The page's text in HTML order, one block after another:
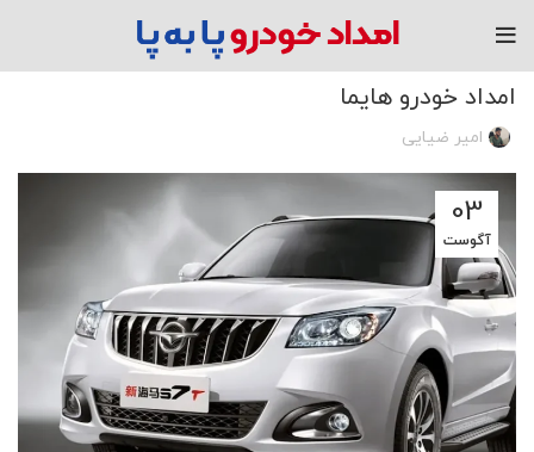
مقاله
امداد خودرو هایما
امیر ضیایی
03
آگوست